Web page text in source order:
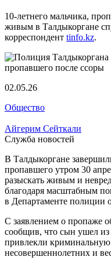
10-летнего мальчика,
живым в Талдыкоргане
корреспондент tinfo.kz.
02.05.26
Общество
Айгерим Сейткали
Служба новостей
В Талдыкоргане
пропавшего утром 30
разыскать живым и
благодаря масштабным
в Департаменте полиции
С заявлением о пропаже
сообщив, что сын ушел
привлекли
несовершеннолетних и